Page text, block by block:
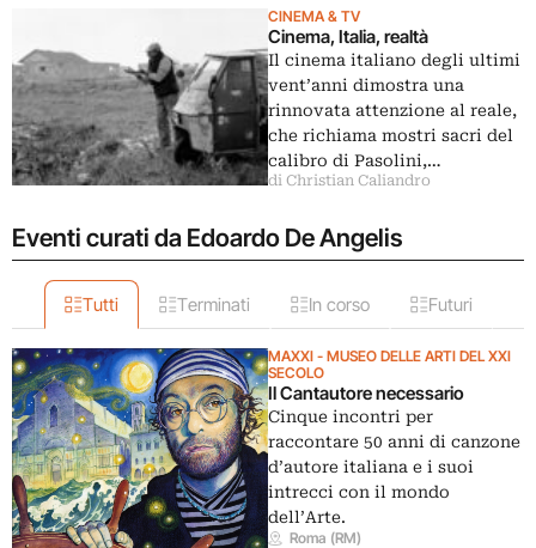
CINEMA & TV
Cinema, Italia, realtà
Il cinema italiano degli ultimi
vent’anni dimostra una
rinnovata attenzione al reale,
che richiama mostri sacri del
calibro di Pasolini,…
di Christian Caliandro
Eventi curati da Edoardo De Angelis
Tutti Terminati In corso Futuri
MAXXI - MUSEO DELLE ARTI DEL XXI
SECOLO
Il Cantautore necessario
Cinque incontri per
raccontare 50 anni di canzone
d’autore italiana e i suoi
intrecci con il mondo
dell’Arte.
Roma (RM)